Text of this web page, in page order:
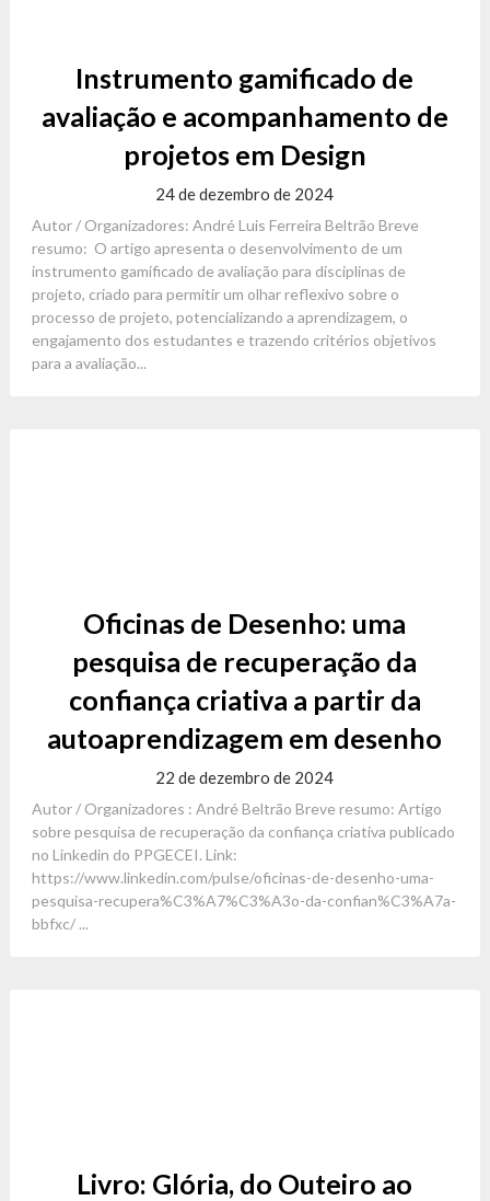
Instrumento gamificado de
avaliação e acompanhamento de
projetos em Design
24 de dezembro de 2024
Autor / Organizadores: André Luis Ferreira Beltrão Breve
resumo: O artigo apresenta o desenvolvimento de um
instrumento gamificado de avaliação para disciplinas de
projeto, criado para permitir um olhar reflexivo sobre o
processo de projeto, potencializando a aprendizagem, o
engajamento dos estudantes e trazendo critérios objetivos
para a avaliação...
Oficinas de Desenho: uma
pesquisa de recuperação da
confiança criativa a partir da
autoaprendizagem em desenho
22 de dezembro de 2024
Autor / Organizadores : André Beltrão Breve resumo: Artigo
sobre pesquisa de recuperação da confiança criativa publicado
no Linkedin do PPGECEI. Link:
https://www.linkedin.com/pulse/oficinas-de-desenho-uma-
pesquisa-recupera%C3%A7%C3%A3o-da-confian%C3%A7a-
bbfxc/ ...
Livro: Glória, do Outeiro ao